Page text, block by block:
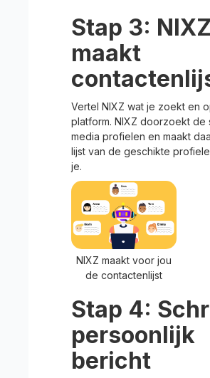
Stap 3: NIXZ
maakt
Vertel NIXZ wat je zoekt en
platform. NIXZ doorzoekt de
media profielen en maakt
lijst van de geschikte
je.
NIXZ maakt voor jou
de contactenlijst
Stap 4:
persoonlijk
bericht